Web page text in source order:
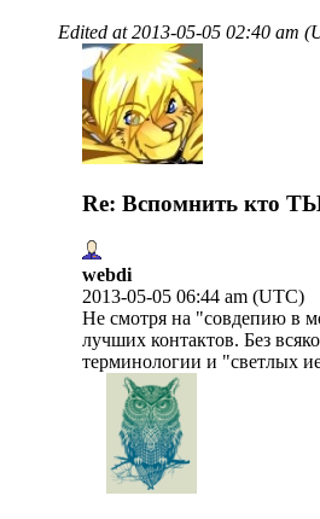
Edited at2013-05-05 02:40 am
Re: Вспомнить кто
webdi
2013-05-05 06:44 am (UTC)
Не смотря на "совдепию в
лучших контактов. Без
терминологии и "светлых